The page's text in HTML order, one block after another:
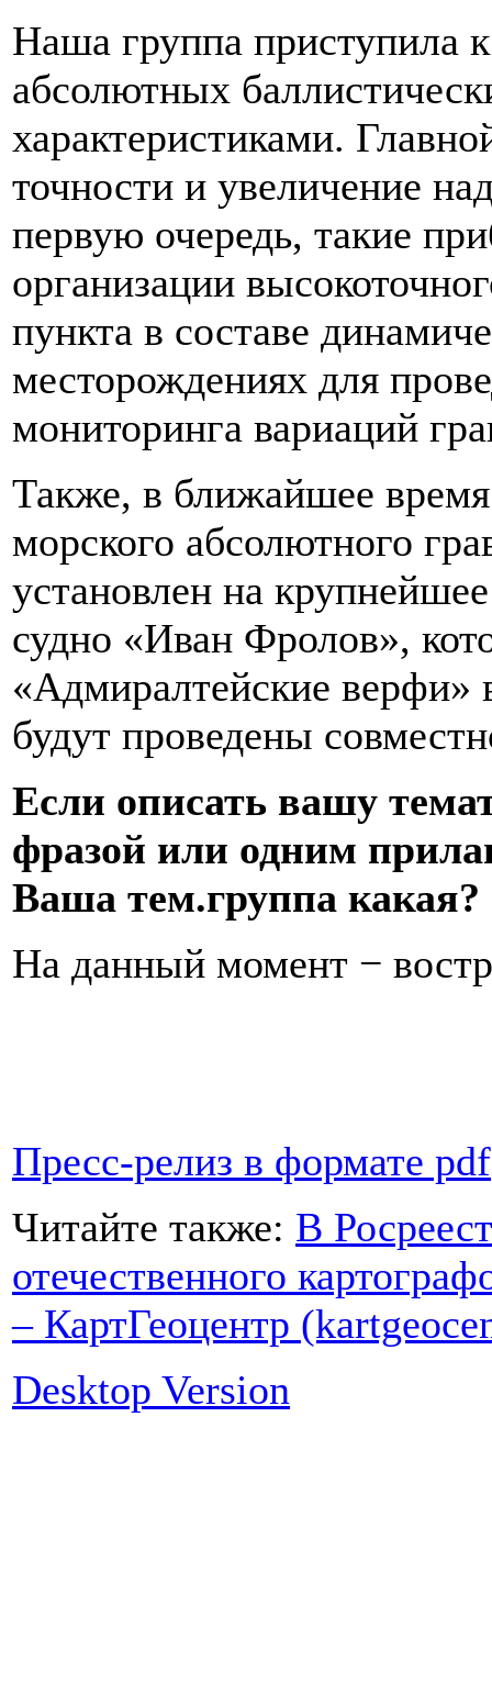
Наша группа приступила
абсолютных
характеристиками.
точности и увеличение
первую очередь, такие
организации
пункта в составе
месторождениях для
мониторинга вариаций
Также, в ближайшее время
морского абсолютного
установлен на
судно «Иван Фролов»,
«Адмиралтейские верфи»
будут проведены
Если описать вашу
фразой или одним
Ваша тем.группа какая?
На данный момент −
Пресс-релиз в формате pdf
Читайте также: В
отечественного
– КартГеоцентр
Desktop Version